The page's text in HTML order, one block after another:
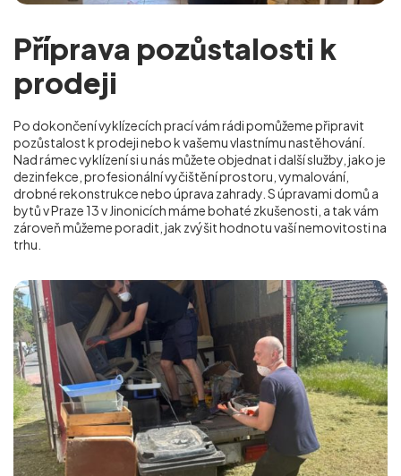
Příprava pozůstalosti k
prodeji
Po dokončení vyklízecích prací vám rádi pomůžeme připravit
pozůstalost k prodeji nebo k vašemu vlastnímu nastěhování.
Nad rámec vyklízení si u nás můžete objednat i další služby, jako je
dezinfekce, profesionální vyčištění prostoru, vymalování,
drobné rekonstrukce nebo úprava zahrady. S úpravami domů a
bytů v Praze 13 v Jinonicíchmáme bohaté zkušenosti, a tak vám
zároveň můžeme poradit, jak zvýšit hodnotu vaší nemovitosti na
trhu.